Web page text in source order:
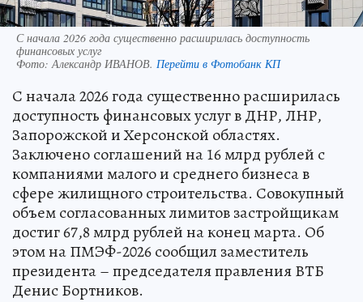
С начала 2026 года существенно расширилась доступность
финансовых услуг
Фото: Александр ИВАНОВ. Перейти в Фотобанк КП
С начала 2026 года существенно расширилась
доступность финансовых услуг в ДНР, ЛНР,
Запорожской и Херсонской областях.
Заключено соглашений на 16 млрд рублей с
компаниями малого и среднего бизнеса в
сфере жилищного строительства. Совокупный
объем согласованных лимитов застройщикам
достиг 67,8 млрд рублей на конец марта. Об
этом на ПМЭФ-2026 сообщил заместитель
президента – председателя правления ВТБ
Денис Бортников.